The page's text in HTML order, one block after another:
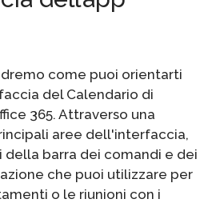
come puoi orientarti
del Calendario di
365. Attraverso una
aree dell'interfaccia,
della barra dei comandi e dei
che puoi utilizzare per
o le riunioni con i